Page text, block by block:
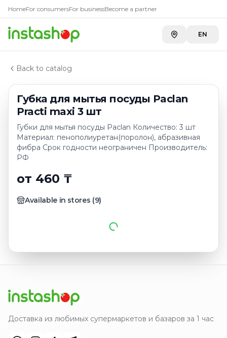
HomeFor consumersFor businessBecome a partner
EN
Back to catalog
Губка для мытья посуды Paclan
Practi maxi 3 шт
Губки для мытья посуды Paclan Количество: 3 шт
Материал: пенополиуретан(поролон), абразивная
фибра Срок годности неограничен Производитель:
РФ
от 460 ₸
Available in stores (9)
Главная
Каталог
Губки, тряпки, салфетки
Губка для мытья посуды Paclan Practi maxi 3 шт
КупитьГубка для мытья
METRO г. Шымкент
Доставка из любимых супермаркетов и базаров за 1 час